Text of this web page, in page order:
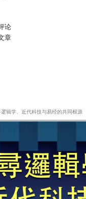
论
章
逻辑学、近代科技与易经的共同根源